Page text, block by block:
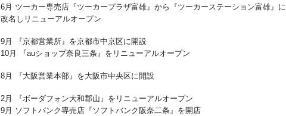
6月 ツーカー専売店『ツーカープラザ富雄』から『ツーカーステーション富雄』に
改名しリニューアルオープン
9月 『京都営業所』を京都市中京区に開設
10月 『auショップ奈良三条』をリニューアルオープン
8月 『大阪営業本部』を大阪市中央区に開設
2月 『ボーダフォン大和郡山』をリニューアルオープン
9月 ソフトバンク専売店『ソフトバンク阪奈二条』を開店